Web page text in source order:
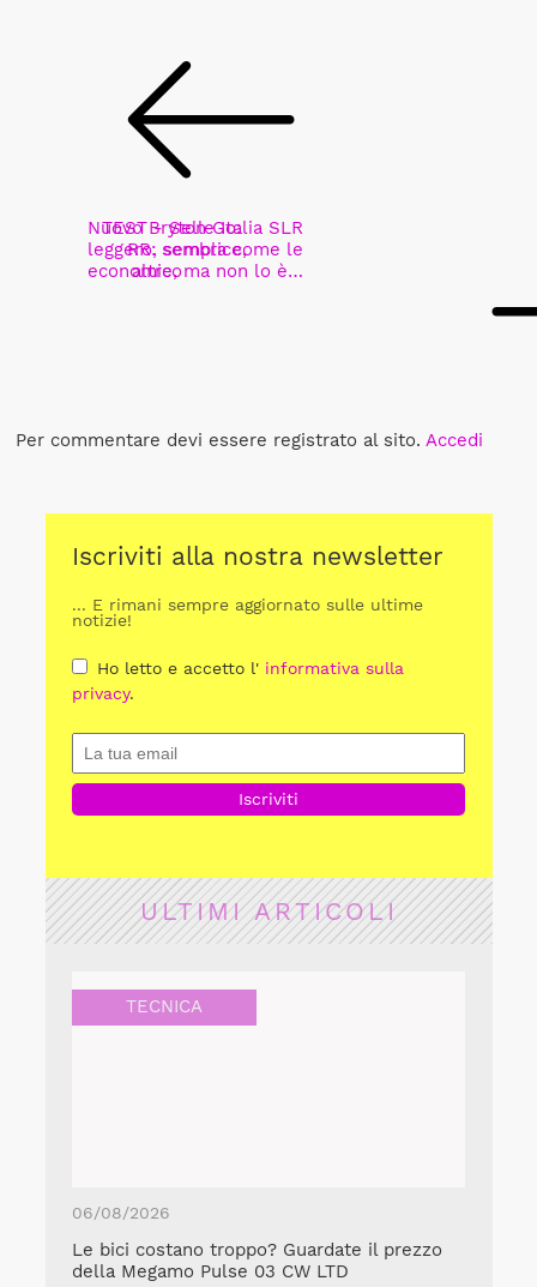
Nuovo Bryton Go:
leggero, semplice,
economico
TEST - Selle Italia SLR
RR: sembra come le
altre, ma non lo è…
Per commentare devi essere registrato al sito. Accedi
Iscriviti alla nostra newsletter
... E rimani sempre aggiornato sulle ultime
notizie!
Ho letto e accetto l' informativa sulla
privacy.
ULTIMI ARTICOLI
TECNICA
06/08/2026
Le bici costano troppo? Guardate il prezzo
della Megamo Pulse 03 CW LTD